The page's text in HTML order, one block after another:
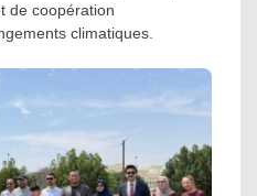
de coopération
climatiques.